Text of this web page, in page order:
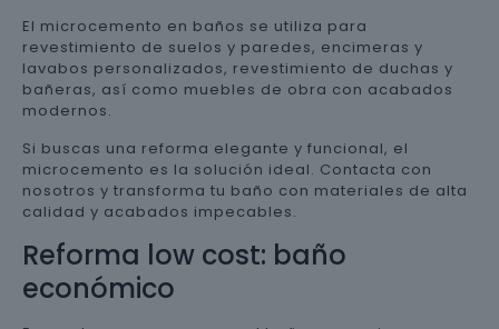
El microcemento en baños se utiliza para
revestimiento de suelos y paredes, encimeras y
lavabos personalizados, revestimiento de duchas y
bañeras, así como muebles de obra con acabados
modernos.
Si buscas una reforma elegante y funcional, el
microcemento es la solución ideal. Contacta con
nosotros y transforma tu baño con materiales de alta
calidad y acabados impecables.
Reforma low cost: baño
económico